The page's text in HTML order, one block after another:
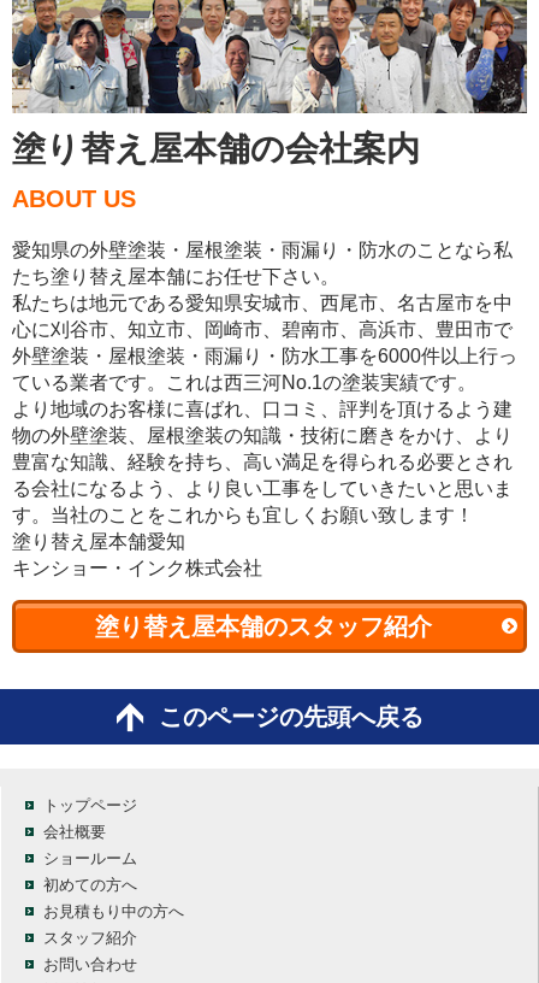
塗り替え屋本舗の会社案内
ABOUT US
愛知県の外壁塗装・屋根塗装・雨漏り・防水のことなら私
たち塗り替え屋本舗にお任せ下さい。
私たちは地元である愛知県安城市、西尾市、名古屋市を中
心に刈谷市、知立市、岡崎市、碧南市、高浜市、豊田市で
外壁塗装・屋根塗装・雨漏り・防水工事を6000件以上行っ
ている業者です。これは西三河No.1の塗装実績です。
より地域のお客様に喜ばれ、口コミ、評判を頂けるよう建
物の外壁塗装、屋根塗装の知識・技術に磨きをかけ、より
豊富な知識、経験を持ち、高い満足を得られる必要とされ
る会社になるよう、より良い工事をしていきたいと思いま
す。当社のことをこれからも宜しくお願い致します！
塗り替え屋本舗愛知
キンショー・インク株式会社
塗り替え屋本舗のスタッフ紹介
このページの先頭へ戻る
トップページ
会社概要
ショールーム
初めての方へ
お見積もり中の方へ
スタッフ紹介
お問い合わせ